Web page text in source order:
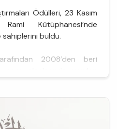
Ödülleri, 23 Kasım
Kütüphanesi’nde
buldu.
2008’den beri
kez gerçekleş...